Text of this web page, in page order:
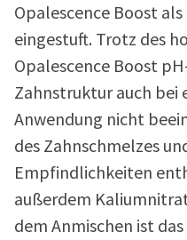
Opalescence Boost
eingestuft. Trotz des
Opalescence Boost
Zahnstruktur auch bei
Anwendung nicht
des Zahnschmelzes
Empfindlichkeiten
außerdem
dem Anmischen ist